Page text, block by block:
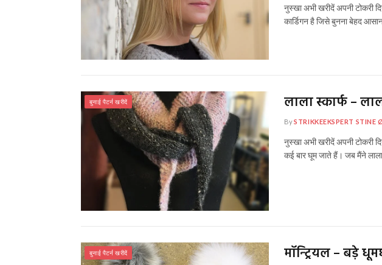
नुस्खा अभी खरीदें अपनी टोकरी
कार्डिगन है जिसे बुनना बेहद
बुनाई पैटर्न खरीदें लाला स्कार्फ –
BySTRIKKEEKSPERT STINE
नुस्खा अभी खरीदें अपनी टोकरी
कई बार घूम जाते हैं। जब मैंने लाला
बुनाई पैटर्न खरीदें मॉन्ट्रियल – बड़े